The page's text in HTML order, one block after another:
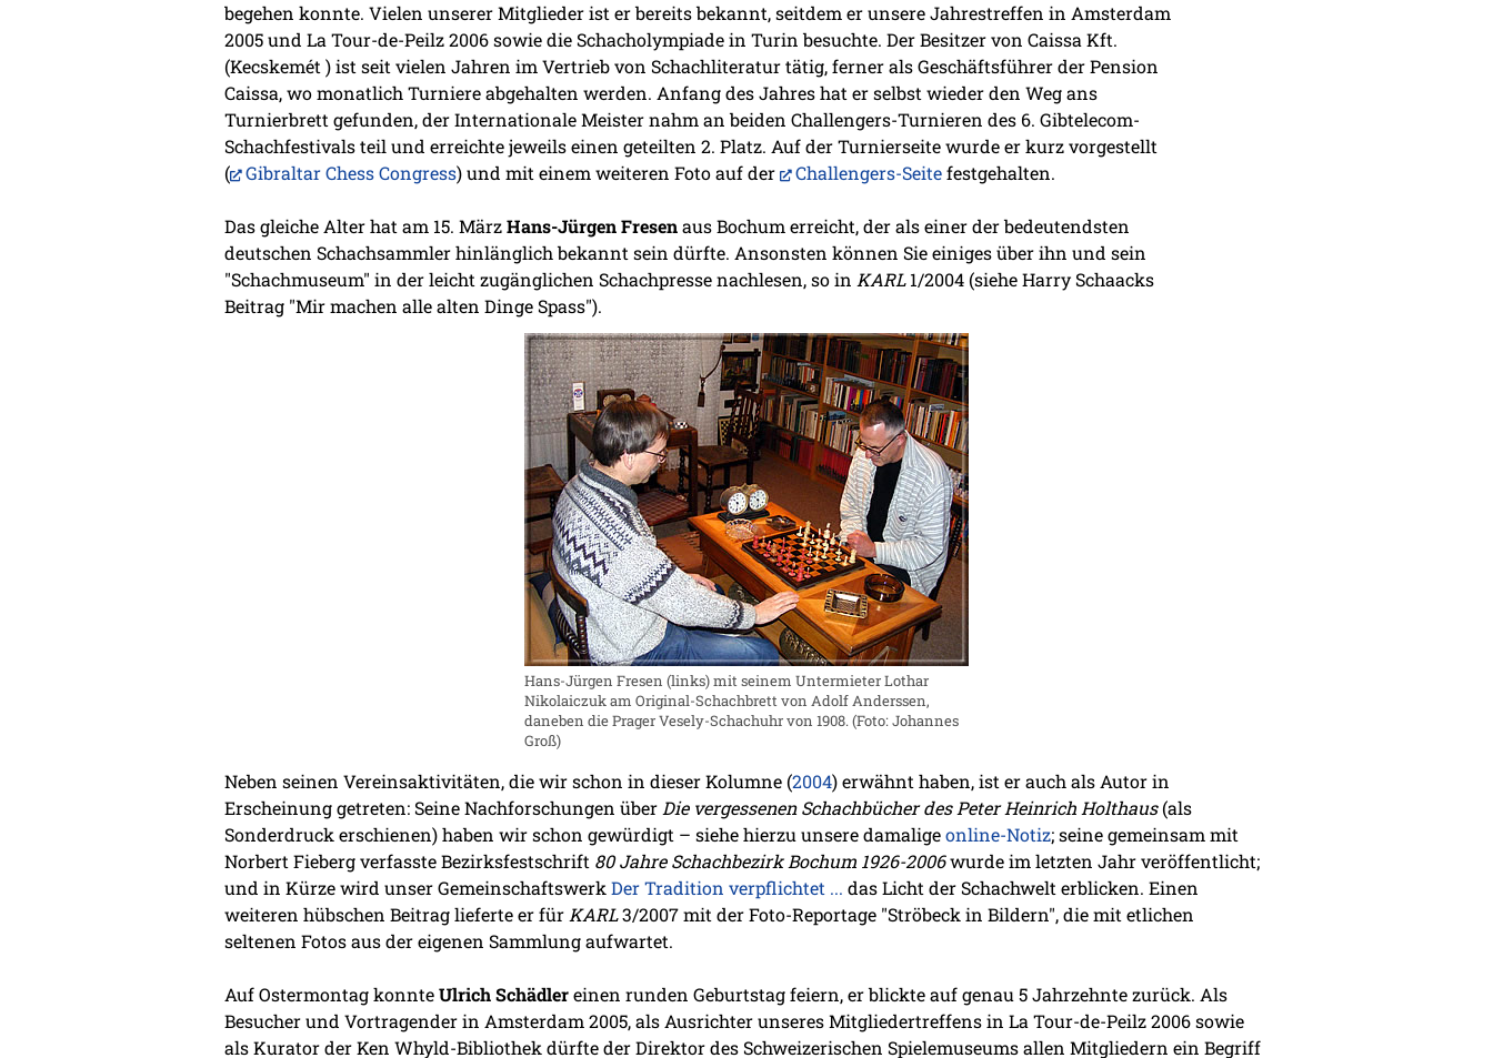
begehen konnte. Vielen unserer Mitglieder ist er bereits bekannt, seitdem er unsere Jahrestreffen in Amsterdam
2005 und La Tour-de-Peilz 2006 sowie die Schacholympiade in Turin besuchte. Der Besitzer von Caissa Kft.
(Kecskemét ) ist seit vielen Jahren im Vertrieb von Schachliteratur tätig, ferner als Geschäftsführer der Pension
Caissa, wo monatlich Turniere abgehalten werden. Anfang des Jahres hat er selbst wieder den Weg ans
Turnierbrett gefunden, der Internationale Meister nahm an beiden Challengers-Turnieren des 6. Gibtelecom-
Schachfestivals teil und erreichte jeweils einen geteilten 2. Platz. Auf der Turnierseite wurde er kurz vorgestellt
(
Gibraltar Chess Congress) und mit einem weiteren Foto auf der Challengers-Seitefestgehalten.
Das gleiche Alter hat am 15. MärzHans-Jürgen Fresenaus Bochum erreicht, der als einer der bedeutendsten
deutschen Schachsammler hinlänglich bekannt sein dürfte. Ansonsten können Sie einiges über ihn und sein
"Schachmuseum" in der leicht zugänglichen Schachpresse nachlesen, so in KARL1/2004 (siehe Harry Schaacks
Beitrag "Mir machen alle alten Dinge Spass").
Hans-Jürgen Fresen (links) mit seinem Untermieter Lothar
Nikolaiczuk am Original-Schachbrett von Adolf Anderssen,
daneben die Prager Vesely-Schachuhr von 1908. (Foto: Johannes
Groß)
Neben seinen Vereinsaktivitäten, die wir schon in dieser Kolumne (2004) erwähnt haben, ist er auch als Autor in
Erscheinung getreten: Seine Nachforschungen überDie vergessenen Schachbücher des Peter Heinrich Holthaus(als
Sonderdruck erschienen) haben wir schon gewürdigt – siehe hierzu unsere damaligeonline-Notiz; seine gemeinsam mit
Norbert Fieberg verfasste Bezirksfestschrift 80 Jahre Schachbezirk Bochum 1926-2006wurde im letzten Jahr veröffentlicht;
und in Kürze wird unser GemeinschaftswerkDer Tradition verpflichtet ... das Licht der Schachwelt erblicken. Einen
weiteren hübschen Beitrag lieferte er fürKARL3/2007 mit der Foto-Reportage "Ströbeck in Bildern", die mit etlichen
seltenen Fotos aus der eigenen Sammlung aufwartet.
Auf Ostermontag konnteUlrich Schädlereinen runden Geburtstag feiern, er blickte auf genau 5 Jahrzehnte zurück. Als
Besucher und Vortragender in Amsterdam 2005, als Ausrichter unseres Mitgliedertreffens in La Tour-de-Peilz 2006 sowie
als Kurator der Ken Whyld-Bibliothek dürfte der Direktor des Schweizerischen Spielemuseums allen Mitgliedern ein Begriff